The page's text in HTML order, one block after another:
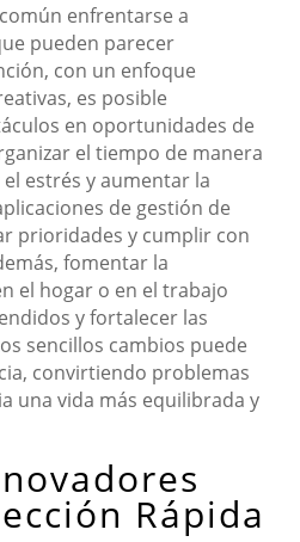
enfrentarse a
pueden parecer
con un enfoque
es posible
en oportunidades de
el tiempo de manera
estrés y aumentar la
de gestión de
prioridades y cumplir con
fomentar la
el hogar o en el trabajo
y fortalecer las
sencillos cambios puede
convirtiendo problemas
una vida más equilibrada y
Rápida